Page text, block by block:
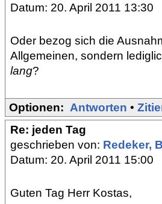
Datum: 20. April 2011 13:30
Oder bezog sich die
Allgemeinen, sondern
lang?
Optionen: Antworten •
Re: jeden Tag
geschrieben von: Redeker,
Datum: 20. April 2011 15:00
Guten Tag Herr Kostas,